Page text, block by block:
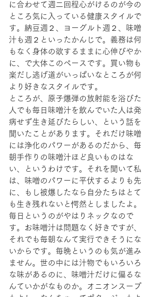
に合わせて週二回程心がけるのが今の
ところ気に入っている健康スタイルで
す。納豆週２、ヨーグルト週２、味噌
汁も週２といったかんじで。義務は何
もなく身体の欲するままに心伸びやか
に、で大体このペースです。買い物も
楽だし逃げ道がいっぱいなところが何
より好きなスタイルです。
ところが、原子爆弾の放射能を浴びた
人でも毎日味噌汁を飲んでいた人は発
病せず生き延びたらしい、という話を
聞いたことがあります。それだけ味噌
には浄化のパワーがあるのだから、毎
朝手作りの味噌汁ほど良いものはな
い、というわけです。それを聞いて私
は、味噌のパワーに平伏するよりも先
に、もし被爆したなら自分たちはとて
も生き残れないと愕然としましたよ。
毎日というのがやはりネックなので
す。お味噌汁は問題なく好きですが、
それでも毎朝なんて実行できそうにな
いからです。毎晩というのも気が進み
ません。世の中には汁物でもいろいろ
な味があるのに、味噌汁だけに偏るな
んていかがなものか。オニオンスープ